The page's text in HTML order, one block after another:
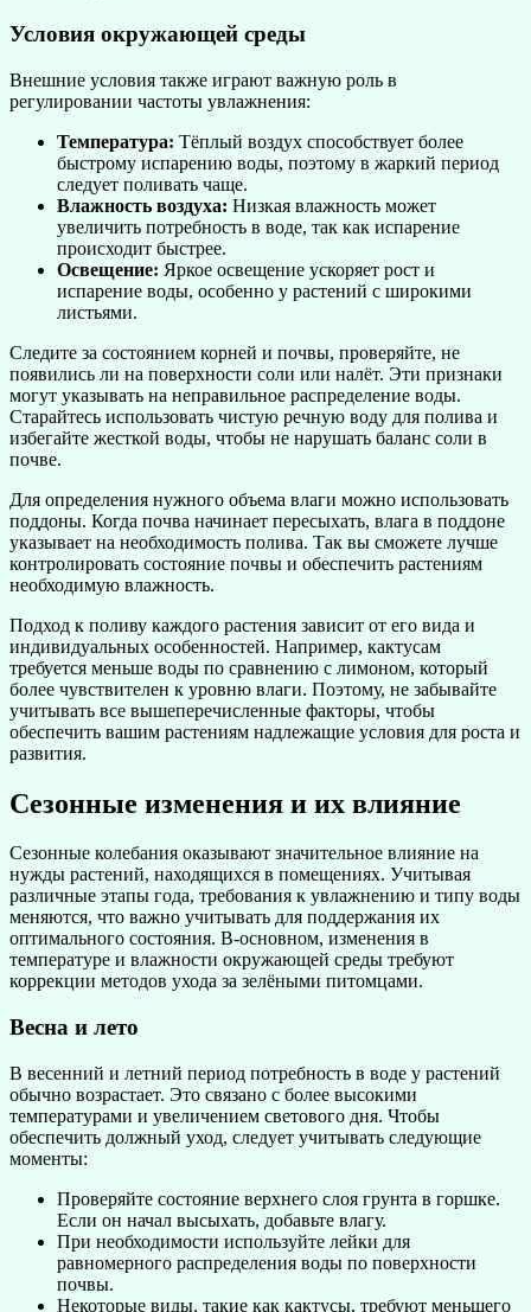
Условия окружающей среды
Внешние условия также играют важную роль в
регулировании частоты увлажнения:
Температура: Тёплый воздух способствует более
быстрому испарению воды, поэтому в жаркий период
следует поливать чаще.
Влажность воздуха: Низкая влажность может
увеличить потребность в воде, так как испарение
происходит быстрее.
Освещение: Яркое освещение ускоряет рост и
испарение воды, особенно у растений с широкими
листьями.
Следите за состоянием корней и почвы, проверяйте, не
появились ли на поверхности соли или налёт. Эти признаки
могут указывать на неправильное распределение воды.
Старайтесь использовать чистую речную воду для полива и
избегайте жесткой воды, чтобы не нарушать баланс соли в
почве.
Для определения нужного объема влаги можно использовать
поддоны. Когда почва начинает пересыхать, влага в поддоне
указывает на необходимость полива. Так вы сможете лучше
контролировать состояние почвы и обеспечить растениям
необходимую влажность.
Подход к поливу каждого растения зависит от его вида и
индивидуальных особенностей. Например, кактусам
требуется меньше воды по сравнению с лимоном, который
более чувствителен к уровню влаги. Поэтому, не забывайте
учитывать все вышеперечисленные факторы, чтобы
обеспечить вашим растениям надлежащие условия для роста и
развития.
Сезонные изменения и их влияние
Сезонные колебания оказывают значительное влияние на
нужды растений, находящихся в помещениях. Учитывая
различные этапы года, требования к увлажнению и типу воды
меняются, что важно учитывать для поддержания их
оптимального состояния. В-основном, изменения в
температуре и влажности окружающей среды требуют
коррекции методов ухода за зелёными питомцами.
Весна и лето
В весенний и летний период потребность в воде у растений
обычно возрастает. Это связано с более высокими
температурами и увеличением светового дня. Чтобы
обеспечить должный уход, следует учитывать следующие
моменты:
Проверяйте состояние верхнего слоя грунта в горшке.
Если он начал высыхать, добавьте влагу.
При необходимости используйте лейки для
равномерного распределения воды по поверхности
почвы.
Некоторые виды, такие как кактусы, требуют меньшего